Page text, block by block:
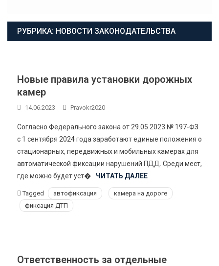
РУБРИКА: НОВОСТИ ЗАКОНОДАТЕЛЬСТВА
Новые правила установки дорожных
камер
14.06.2023 Pravokr2020
Согласно Федерального закона от 29.05.2023 № 197-ФЗ
с 1 сентября 2024 года заработают единые положения о
стационарных, передвижных и мобильных камерах для
автоматической фиксации нарушений ПДД. Среди мест,
где можно будет уст�
ЧИТАТЬ ДАЛЕЕ
Tagged автофиксация
камера на дороге
фиксация ДТП
Ответственность за отдельные